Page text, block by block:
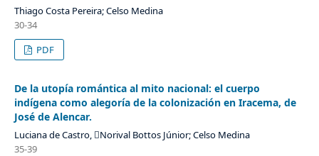
Thiago Costa Pereira; Celso Medina
30-34
PDF
De la utopía romántica al mito nacional: el cuerpo
indígena como alegoría de la colonización en Iracema, de
José de Alencar.
Luciana de Castro, Norival Bottos Júnior; Celso Medina
35-39